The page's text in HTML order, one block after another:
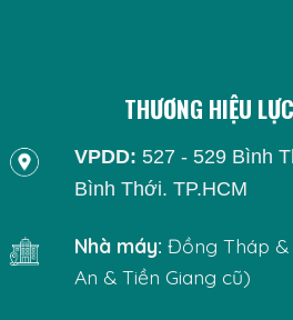
THƯƠNG HIỆU
VPDD: 527 - 529 Bình
Bình Thới. TP.HCM
Nhà máy: Đồng Tháp &
An & Tiền Giang cũ)